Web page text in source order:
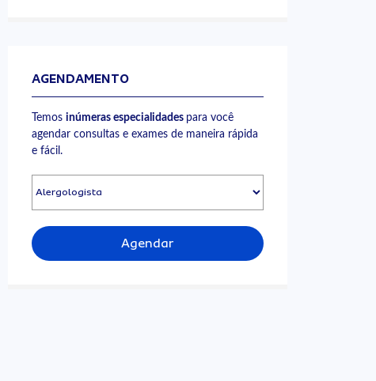
AGENDAMENTO
Temos inúmeras especialidades para você
agendar consultas e exames de maneira rápida
e fácil.
Agendar